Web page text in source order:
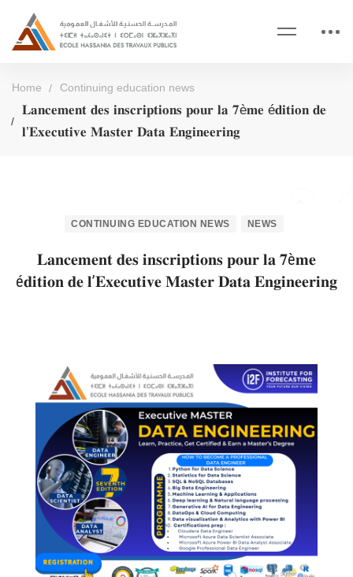
Home Continuing education news
𝐋𝐚𝐧𝐜𝐞𝐦𝐞𝐧𝐭 𝐝𝐞𝐬 𝐢𝐧𝐬𝐜𝐫𝐢𝐩𝐭𝐢𝐨𝐧𝐬 𝐩𝐨𝐮𝐫 𝐥𝐚 𝟕è𝐦𝐞 é𝐝𝐢𝐭𝐢𝐨𝐧 𝐝𝐞
𝐥’𝐄𝐱𝐞𝐜𝐮𝐭𝐢𝐯𝐞 𝐌𝐚𝐬𝐭𝐞𝐫 𝐃𝐚𝐭𝐚 𝐄𝐧𝐠𝐢𝐧𝐞𝐞𝐫𝐢𝐧𝐠
CONTINUING EDUCATION NEWS NEWS
𝐋𝐚𝐧𝐜𝐞𝐦𝐞𝐧𝐭 𝐝𝐞𝐬 𝐢𝐧𝐬𝐜𝐫𝐢𝐩𝐭𝐢𝐨𝐧𝐬 𝐩𝐨𝐮𝐫 𝐥𝐚 𝟕è𝐦𝐞
é𝐝𝐢𝐭𝐢𝐨𝐧 𝐝𝐞 𝐥’𝐄𝐱𝐞𝐜𝐮𝐭𝐢𝐯𝐞 𝐌𝐚𝐬𝐭𝐞𝐫 𝐃𝐚𝐭𝐚 𝐄𝐧𝐠𝐢𝐧𝐞𝐞𝐫𝐢𝐧𝐠